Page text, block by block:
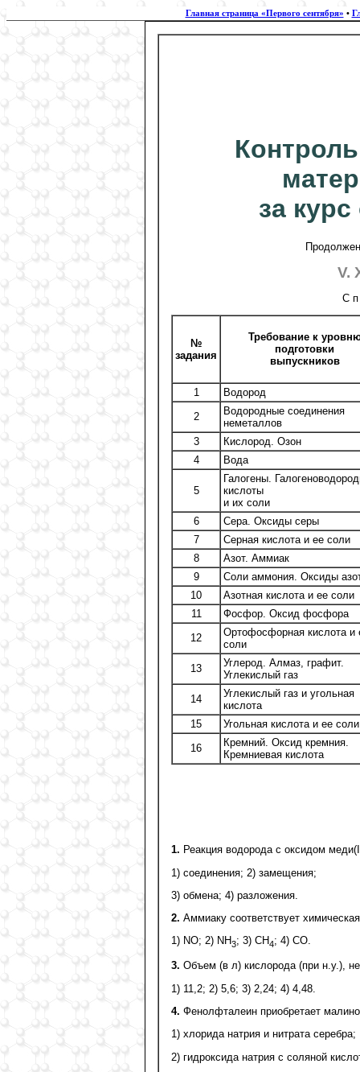
Главная страница «Первого сентября» •
за
V.
С п
№
задания
Требование к
подготовки
выпускников
1
Водород
2
Водородные соединения
неметаллов
3
Кислород. Озон
4
Вода
5
Галогены.
кислоты
и их соли
6
Сера. Оксиды серы
7
Серная кислота и ее соли
8
Азот. Аммиак
9
Соли аммония. Оксиды
10
Азотная кислота и ее соли
11
Фосфор. Оксид фосфора
12
Ортофосфорная кислота и
соли
13
Углерод. Алмаз, графит.
Углекислый газ
14
Углекислый газ и угольная
кислота
15
Угольная кислота и ее соли
16
Кремний. Оксид кремния.
Кремниевая кислота
1. Реакция водорода с оксидом
1) соединения; 2) замещения;
3) обмена; 4) разложения.
2. Аммиаку соответствует
1) NO; 2) NH3; 3) CH4; 4) CO.
3. Объем (в л) кислорода (при н.у.),
1) 11,2; 2) 5,6; 3) 2,24; 4) 4,48.
4. Фенолфталеин приобретает
1) хлорида натрия и нитрата серебра;
2) гидроксида натрия с соляной